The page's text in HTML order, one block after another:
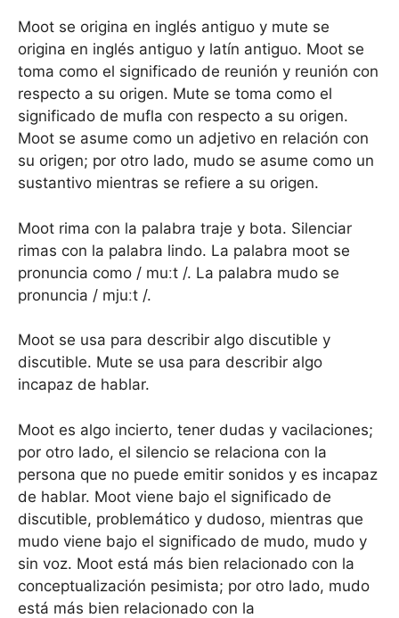
Moot se origina en inglés antiguo y mute se
origina en inglés antiguo y latín antiguo. Moot se
toma como el significado de reunión y reunión con
respecto a su origen. Mute se toma como el
significado de mufla con respecto a su origen.
Moot se asume como un adjetivo en relación con
su origen; por otro lado, mudo se asume como un
sustantivo mientras se refiere a su origen.
Moot rima con la palabra traje y bota. Silenciar
rimas con la palabra lindo. La palabra moot se
pronuncia como / muːt /. La palabra mudo se
pronuncia / mjuːt /.
Moot se usa para describir algo discutible y
discutible. Mute se usa para describir algo
incapaz de hablar.
Moot es algo incierto, tener dudas y vacilaciones;
por otro lado, el silencio se relaciona con la
persona que no puede emitir sonidos y es incapaz
de hablar. Moot viene bajo el significado de
discutible, problemático y dudoso, mientras que
mudo viene bajo el significado de mudo, mudo y
sin voz. Moot está más bien relacionado con la
conceptualización pesimista; por otro lado, mudo
está más bien relacionado con la